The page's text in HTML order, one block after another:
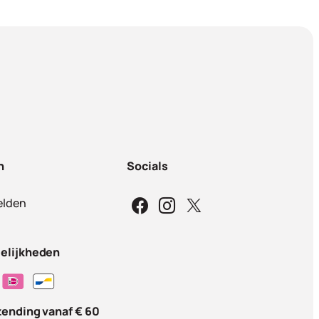
vanaf € 60
Socials